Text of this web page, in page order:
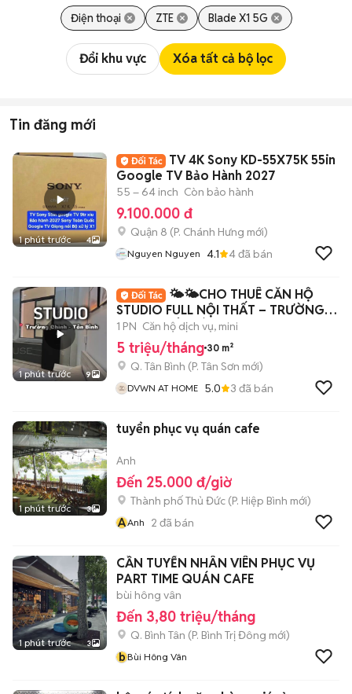
Điện thoại ZTE Blade X1 5G
Đổi khu vực Xóa tất cả bộ lọc
Tin đăng mới
1 phút trước 4
TV 4K Sony KD-55X75K 55in
Google TV Bảo Hành 2027
55 – 64 inch Còn bảo hành
9.100.000 đ
Quận 8 (P. Chánh Hưng mới)
Nguyen Nguyen 4.1 4đã bán
1 phút trước 9
🌤️🌤️CHO THUÊ CĂN HỘ
STUDIO FULL NỘI THẤT – TRƯỜNG
CHINH - TÂN BÌNH
1 PN Căn hộ dịch vụ, mini
5 triệu/tháng 30 m²
Q. Tân Bình (P. Tân Sơn mới)
DVWN AT HOME 5.0 3 đã bán
1 phút trước 3
tuyển phục vụ quán cafe
Anh
Đến 25.000 đ/giờ
Thành phố Thủ Đức (P. Hiệp Bình mới)
AAnh 2 đã bán
1 phút trước 3
CẦN TUYỂN NHÂN VIÊN PHỤC VỤ
PART TIME QUÁN CAFE
bùi hông vân
Đến 3,80 triệu/tháng
Q. Bình Tân (P. Bình Trị Đông mới)
bBùi Hông Vân